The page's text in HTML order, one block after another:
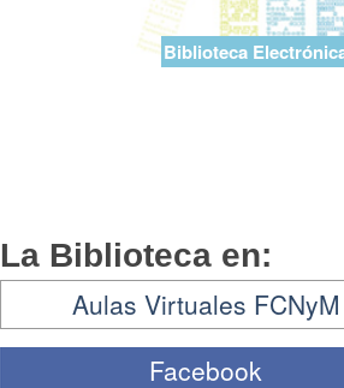
Biblioteca
La Biblioteca en:
Aulas Virtuales FCNyM
Facebook